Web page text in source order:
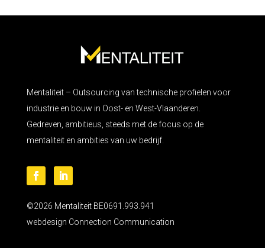
Mentaliteit – Outsourcing van technische profielen voor
industrie en bouw in Oost- en West-Vlaanderen.
Gedreven, ambitieus, steeds met de focus op de
mentaliteit en ambities van uw bedrijf.
©2026 Mentaliteit BE0691.993.941
webdesign Connection Communication